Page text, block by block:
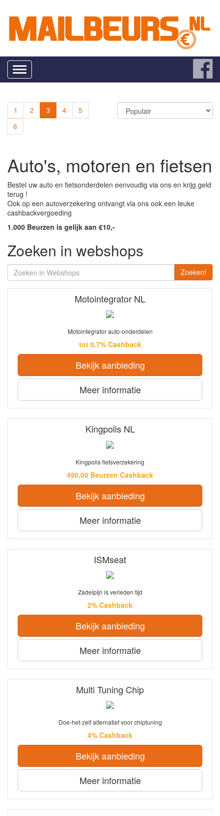
Toggle
navigation
1 2 3 4
5
6
Auto's, motoren en fietsen
Bestel uw auto en fietsonderdelen eenvoudig via ons en krijg geld
terug !
Ook op een autoverzekering ontvangt via ons ook een leuke
cashbackvergoeding
1.000 Beurzen is gelijk aan €10,-
Zoeken in webshops
Zoeken!
Motointegrator NL
Motointegrator auto-onderdelen
tot 0.7% Cashback
Bekijk aanbieding
Meer informatie
Kingpolis NL
Kingpolis fietsverzekering
490,00 Beurzen Cashback
Bekijk aanbieding
Meer informatie
ISMseat
Zadelpijn is verleden tijd
2% Cashback
Bekijk aanbieding
Meer informatie
Multi Tuning Chip
Doe-het-zelf alternatief voor chiptuning
4% Cashback
Bekijk aanbieding
Meer informatie